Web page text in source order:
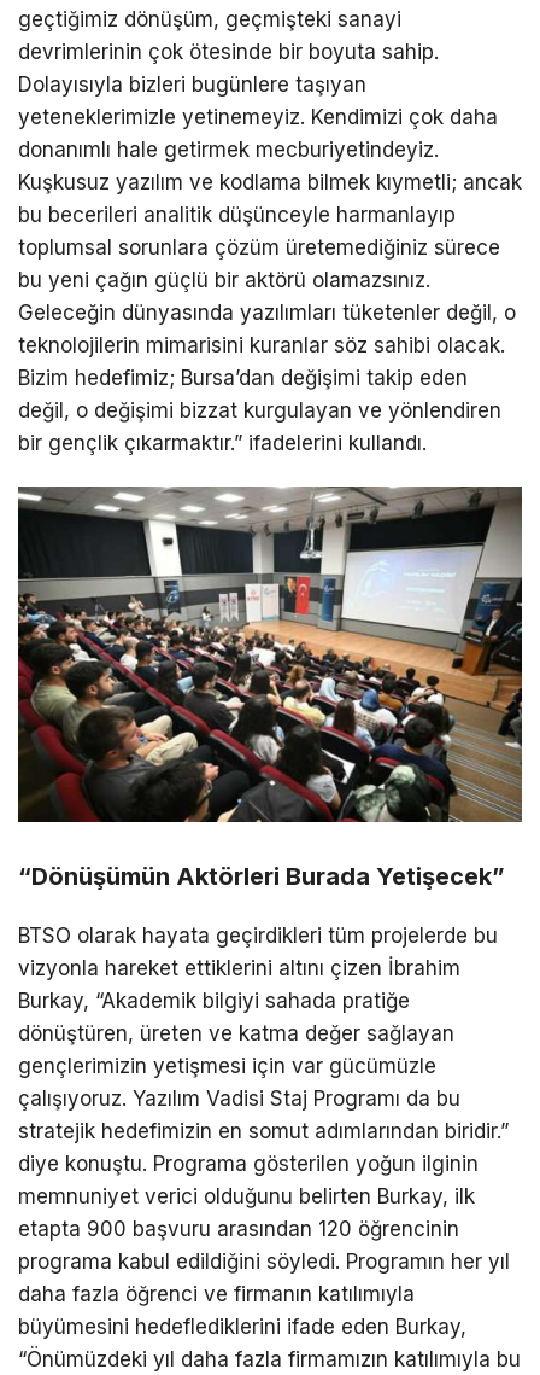
geçtiğimiz dönüşüm, geçmişteki sanayi
devrimlerinin çok ötesinde bir boyuta sahip.
Dolayısıyla bizleri bugünlere taşıyan
yeteneklerimizle yetinemeyiz. Kendimizi çok daha
donanımlı hale getirmek mecburiyetindeyiz.
Kuşkusuz yazılım ve kodlama bilmek kıymetli; ancak
bu becerileri analitik düşünceyle harmanlayıp
toplumsal sorunlara çözüm üretemediğiniz sürece
bu yeni çağın güçlü bir aktörü olamazsınız.
Geleceğin dünyasında yazılımları tüketenler değil, o
teknolojilerin mimarisini kuranlar söz sahibi olacak.
Bizim hedefimiz; Bursa’dan değişimi takip eden
değil, o değişimi bizzat kurgulayan ve yönlendiren
bir gençlik çıkarmaktır.” ifadelerini kullandı.
“Dönüşümün Aktörleri Burada Yetişecek”
BTSO olarak hayata geçirdikleri tüm projelerde bu
vizyonla hareket ettiklerini altını çizen İbrahim
Burkay, “Akademik bilgiyi sahada pratiğe
dönüştüren, üreten ve katma değer sağlayan
gençlerimizin yetişmesi için var gücümüzle
çalışıyoruz. Yazılım Vadisi Staj Programı da bu
stratejik hedefimizin en somut adımlarından biridir.”
diye konuştu. Programa gösterilen yoğun ilginin
memnuniyet verici olduğunu belirten Burkay, ilk
etapta 900 başvuru arasından 120 öğrencinin
programa kabul edildiğini söyledi. Programın her yıl
daha fazla öğrenci ve firmanın katılımıyla
büyümesini hedeflediklerini ifade eden Burkay,
“Önümüzdeki yıl daha fazla firmamızın katılımıyla bu